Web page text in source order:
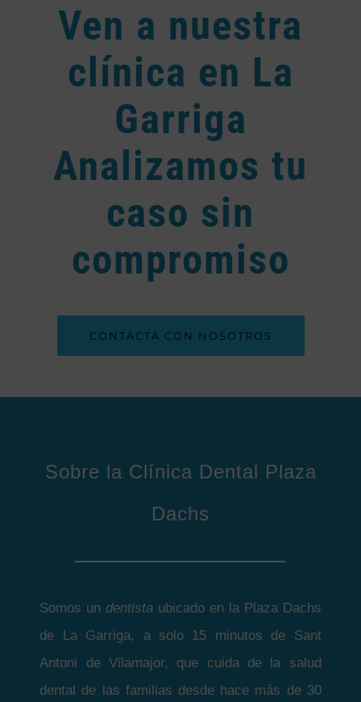
Ven a nuestra
clínica en La
Garriga
Analizamos tu
caso sin
compromiso
CONTACTA CON NOSOTROS
Sobre la Clínica Dental Plaza
Dachs
Somos undentista ubicado en la Plaza Dachs
de La Garriga, a solo 15 minutos de Sant
Antoni de Vilamajor, que cuida de la salud
dental de las familias desde hace más de 30